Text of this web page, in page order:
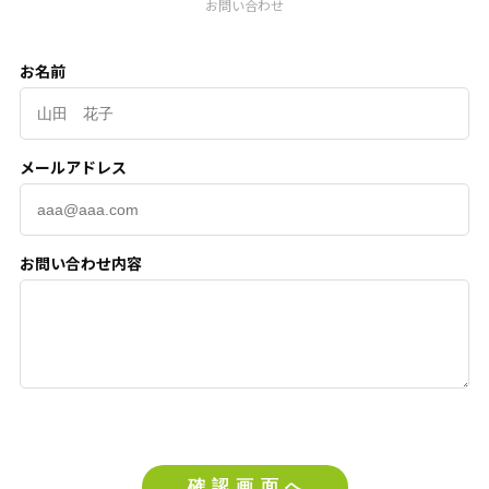
お問い合わせ
お名前
メールアドレス
お問い合わせ内容